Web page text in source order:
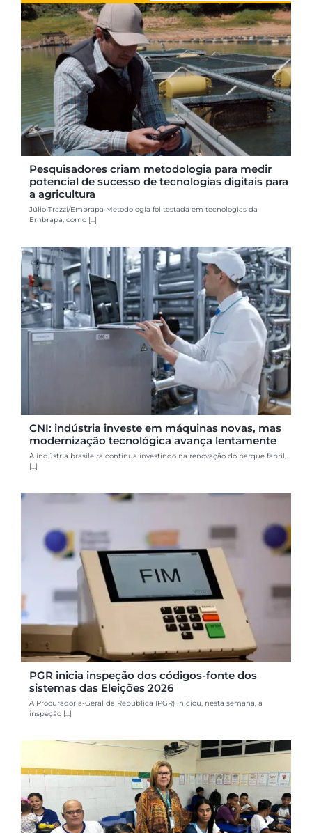
Pesquisadores criam metodologia para medir
potencial de sucesso de tecnologias digitais para
a agricultura
Júlio Trazzi/Embrapa Metodologia foi testada em tecnologias da
Embrapa, como [...]
CNI: indústria investe em máquinas novas, mas
modernização tecnológica avança lentamente
A indústria brasileira continua investindo na renovação do parque fabril,
[...]
PGR inicia inspeção dos códigos-fonte dos
sistemas das Eleições 2026
A Procuradoria-Geral da República (PGR) iniciou, nesta semana, a
inspeção [...]